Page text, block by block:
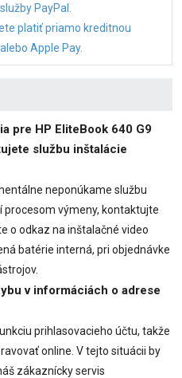
PayPal.
platiť priamo kreditnou
Apple Pay.
pre HP EliteBook 640 G9
službu inštalácie
neponúkame službu
procesom výmeny, kontaktujte
o odkaz na inštalačné video
batérie interná, pri objednávke
v informáciách o adrese
prihlasovacieho účtu, takže
online. V tejto situácii by
zákaznícky servis